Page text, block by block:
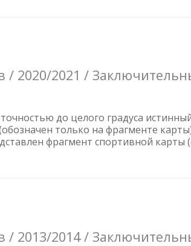
/ 2020/2021 /
до целого градуса
только на фрагменте
фрагмент спортивной
/ 2013/2014 /